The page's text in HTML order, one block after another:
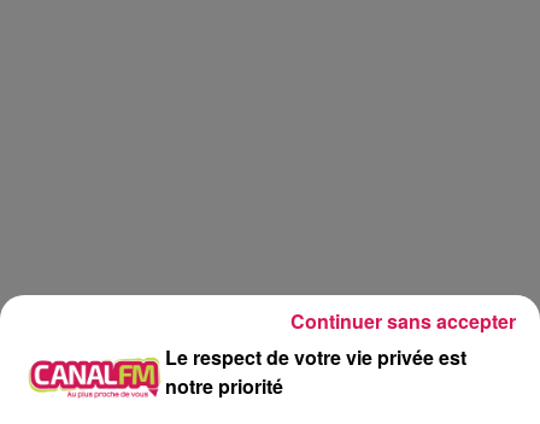
Le respect de votre vie privée est
notre priorité
Continuer sans accepter